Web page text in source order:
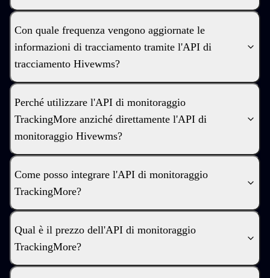
Con quale frequenza vengono aggiornate le
informazioni di tracciamento tramite l'API di
tracciamento Hivewms?
Perché utilizzare l'API di monitoraggio
TrackingMore anziché direttamente l'API di
monitoraggio Hivewms?
Come posso integrare l'API di monitoraggio
TrackingMore?
Qual è il prezzo dell'API di monitoraggio
TrackingMore?